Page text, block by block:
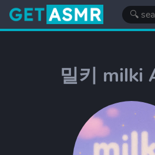
밀키 milki